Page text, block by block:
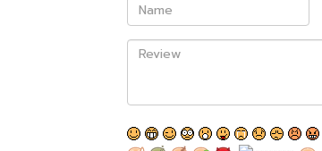
Review